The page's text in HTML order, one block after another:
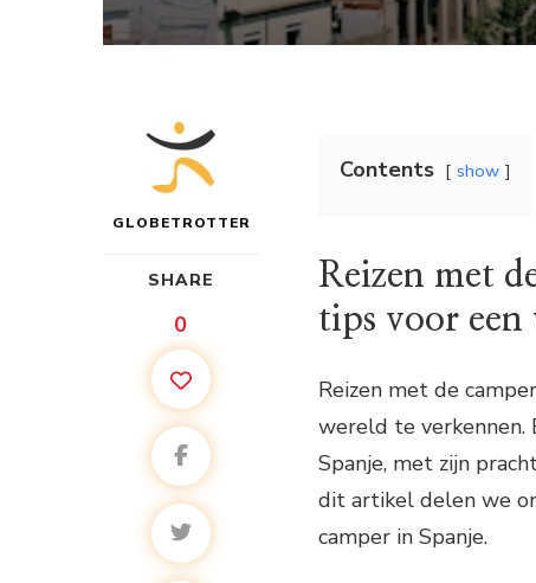
GLOBETROTTER
SHARE
0
Contents show
Reizen met
tips voor een
Reizen met de
wereld te verkennen.
Spanje, met zijn
dit artikel delen we
camper in Spanje.